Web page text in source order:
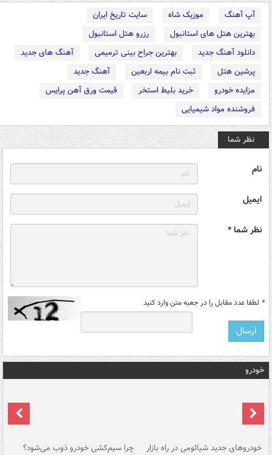
آپ آهنگ موزیک شاه
سایت تاریخ ایران
بهترین هتل های استانبول
رزرو هتل استانبول
دانلود آهنگ جدید
بهترین جراح بینی ترمیمی
آهنگ های جدید
پرشین هتل
ثبت نام بیمه اربعین
آهنگ جدید
مزایده خودرو
خرید بلیط استخر
قیمت ورق آهن پرایس
فروشنده مواد شیمیایی
نظر شما
نام
ایمیل
نظر شما *
* لطفا عدد مقابل را در جعبه متن وارد کنید
خودرو
خودروهای جدید شیائومی در راه بازار چرا سیم‌کشی خودرو ذوب می‌شود؟